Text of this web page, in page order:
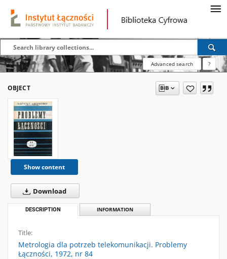
Advanced search ?
OBJECT
Show content
Download
DESCRIPTION INFORMATION
Title:
Metrologia dla potrzeb telekomunikacji. Problemy
Łączności, 1972, nr 84